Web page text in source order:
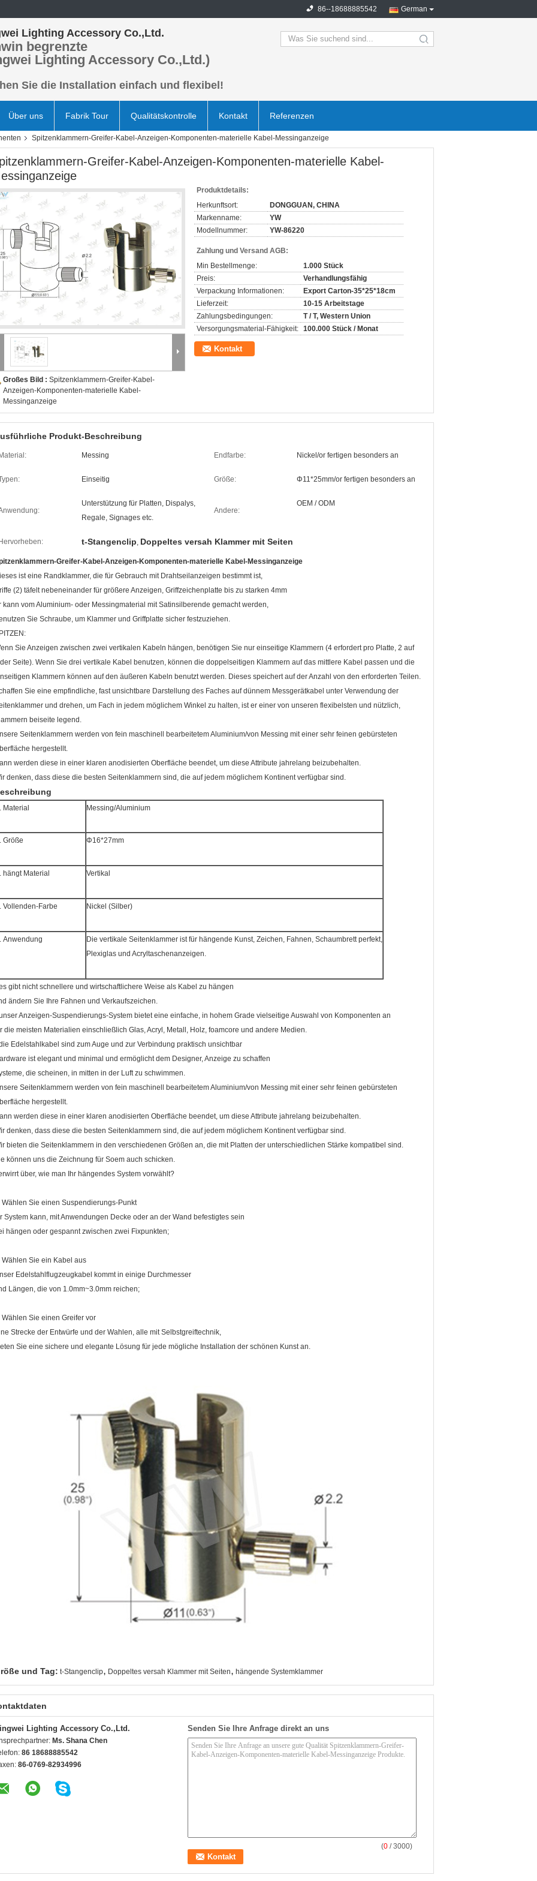
German
86--18688885542
Lighting Accessory Co.,Ltd.
begrenzte
Lighting Accessory Co.,Ltd.)
Sie die Installation einfach und flexibel!
search
Über uns Fabrik Tour Qualitätskontrolle Kontakt Referenzen
Spitzenklammern-Greifer-Kabel-Anzeigen-Komponenten-materielle Kabel-Messinganzeige
Greifer-Kabel-Anzeigen-Komponenten-materielle Kabel-
Großes Bild : Spitzenklammern-Greifer-Kabel-
Anzeigen-Komponenten-materielle Kabel-
Messinganzeige
Produktdetails:
Herkunftsort:
DONGGUAN, CHINA
Markenname:
YW
Modellnummer:
YW-86220
Zahlung und Versand AGB:
Min Bestellmenge:
1.000 Stück
Preis:
Verhandlungsfähig
Verpackung Informationen:
Export Carton-35*25*18cm
Lieferzeit:
10-15 Arbeitstage
Zahlungsbedingungen:
T / T, Western Union
Versorgungsmaterial-Fähigkeit: 100.000 Stück / Monat
Kontakt
Produkt-Beschreibung
Messing Endfarbe: Nickel/or fertigen besonders an
Einseitig Größe: Φ11*25mm/or fertigen besonders an
Unterstützung für Platten, Dispalys,
Regale, Signages etc.
Andere:
OEM / ODM
t-Stangenclip, Doppeltes versah Klammer mit Seiten
Greifer-Kabel-Anzeigen-Komponenten-materielle Kabel-Messinganzeige
ist eine Randklammer, die für Gebrauch mit Drahtseilanzeigen bestimmt ist,
(2) täfelt nebeneinander für größere Anzeigen, Griffzeichenplatte bis zu starken 4mm
kann vom Aluminium- oder Messingmaterial mit Satinsilberende gemacht werden,
Sie Schraube, um Klammer und Griffplatte sicher festzuziehen.
Sie Anzeigen zwischen zwei vertikalen Kabeln hängen, benötigen Sie nur einseitige Klammern (4 erfordert pro Platte, 2 auf
Seite). Wenn Sie drei vertikale Kabel benutzen, können die doppelseitigen Klammern auf das mittlere Kabel passen und die
Klammern können auf den äußeren Kabeln benutzt werden. Dieses speichert auf der Anzahl von den erforderten Teilen.
Sie eine empfindliche, fast unsichtbare Darstellung des Faches auf dünnem Messgerätkabel unter Verwendung der
und drehen, um Fach in jedem möglichem Winkel zu halten, ist er einer von unseren flexibelsten und nützlich,
beiseite legend.
Seitenklammern werden von fein maschinell bearbeitetem Aluminium/von Messing mit einer sehr feinen gebürsteten
hergestellt.
werden diese in einer klaren anodisierten Oberfläche beendet, um diese Attribute jahrelang beizubehalten.
denken, dass diese die besten Seitenklammern sind, die auf jedem möglichem Kontinent verfügbar sind.
Material Messing/Aluminium
Größe Φ16*27mm
hängt Material Vertikal
Vollenden-Farbe Nickel (Silber)
Anwendung
Die vertikale Seitenklammer ist für hängende Kunst, Zeichen, Fahnen, Schaumbrett perfekt,
Plexiglas und Acryltaschenanzeigen.
gibt nicht schnellere und wirtschaftlichere Weise als Kabel zu hängen
ändern Sie Ihre Fahnen und Verkaufszeichen.
Anzeigen-Suspendierungs-System bietet eine einfache, in hohem Grade vielseitige Auswahl von Komponenten an
die meisten Materialien einschließlich Glas, Acryl, Metall, Holz, foamcore und andere Medien.
Edelstahlkabel sind zum Auge und zur Verbindung praktisch unsichtbar
ist elegant und minimal und ermöglicht dem Designer, Anzeige zu schaffen
die scheinen, in mitten in der Luft zu schwimmen.
Seitenklammern werden von fein maschinell bearbeitetem Aluminium/von Messing mit einer sehr feinen gebürsteten
hergestellt.
werden diese in einer klaren anodisierten Oberfläche beendet, um diese Attribute jahrelang beizubehalten.
denken, dass diese die besten Seitenklammern sind, die auf jedem möglichem Kontinent verfügbar sind.
bieten die Seitenklammern in den verschiedenen Größen an, die mit Platten der unterschiedlichen Stärke kompatibel sind.
können uns die Zeichnung für Soem auch schicken.
über, wie man Ihr hängendes System vorwählt?
Wählen Sie einen Suspendierungs-Punkt
System kann, mit Anwendungen Decke oder an der Wand befestigtes sein
hängen oder gespannt zwischen zwei Fixpunkten;
Wählen Sie ein Kabel aus
Edelstahlflugzeugkabel kommt in einige Durchmesser
Längen, die von 1.0mm~3.0mm reichen;
Wählen Sie einen Greifer vor
Strecke der Entwürfe und der Wahlen, alle mit Selbstgreiftechnik,
Sie eine sichere und elegante Lösung für jede mögliche Installation der schönen Kunst an.
und Tag: t-Stangenclip, Doppeltes versah Klammer mit Seiten, hängende Systemklammer
Lighting Accessory Co.,Ltd.
Ms. Shana Chen
86 18688885542
86-0769-82934996
Senden Sie Ihre Anfrage direkt an uns
(0 / 3000)